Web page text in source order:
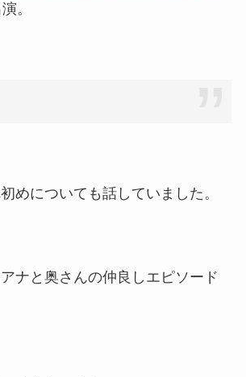
誰かも調査！
。
めについても話していました。
ナと奥さんの仲良しエピソード